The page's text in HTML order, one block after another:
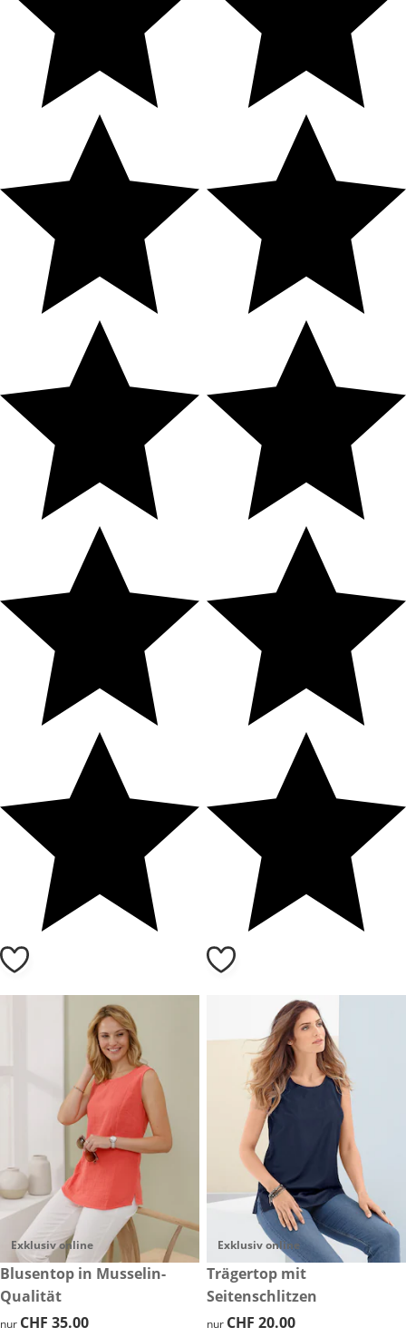
Exklusiv online
CHF 35.00
Blusentop in Musselin-
Qualität
CHF 35.00
nur CHF 35.00
Exklusiv online
CHF 20.00
Trägertop mit
Seitenschlitzen
CHF 20.00
nur CHF 20.00